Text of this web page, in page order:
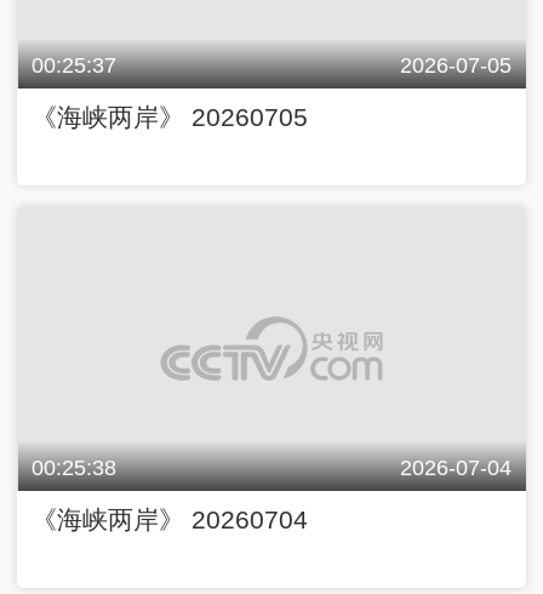
00:25:37 2026-07-05
《海峡两岸》 20260705
00:25:38 2026-07-04
《海峡两岸》 20260704